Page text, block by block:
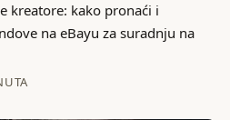
kreatore: kako pronaći i
na eBayu za suradnju na